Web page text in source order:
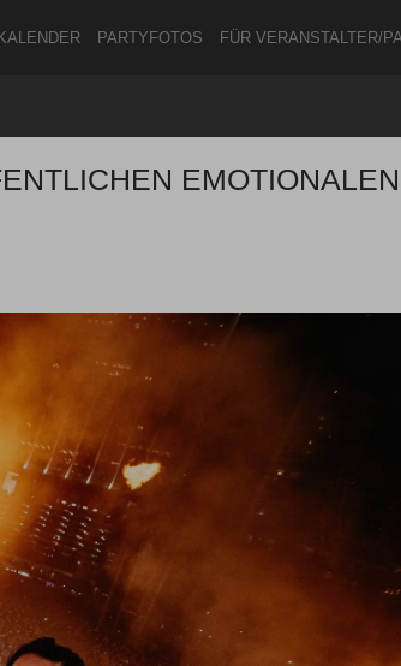
KALENDER PARTYFOTOS FÜR VERANSTALTER/
EMOTIONALEN
bleiben
ANMELDEN
vergessen
ein Soziales Netzwerk